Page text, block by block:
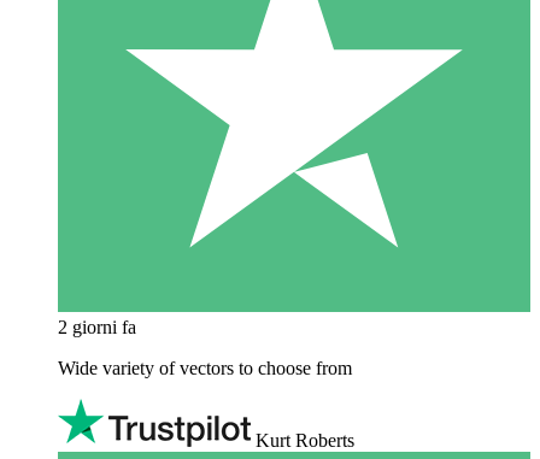
2 giorni fa
Wide variety of vectors to choose from
Kurt Roberts